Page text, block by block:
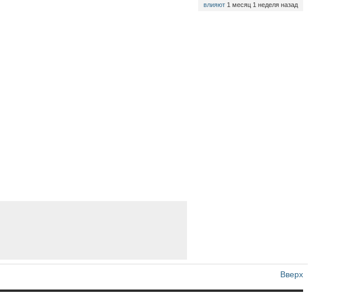
влияют 1 месяц 1 неделя назад
Вверх